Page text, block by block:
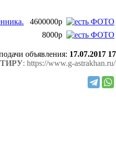
4600000р
8000р
объявления: 17.07.2017
: https://www.g-